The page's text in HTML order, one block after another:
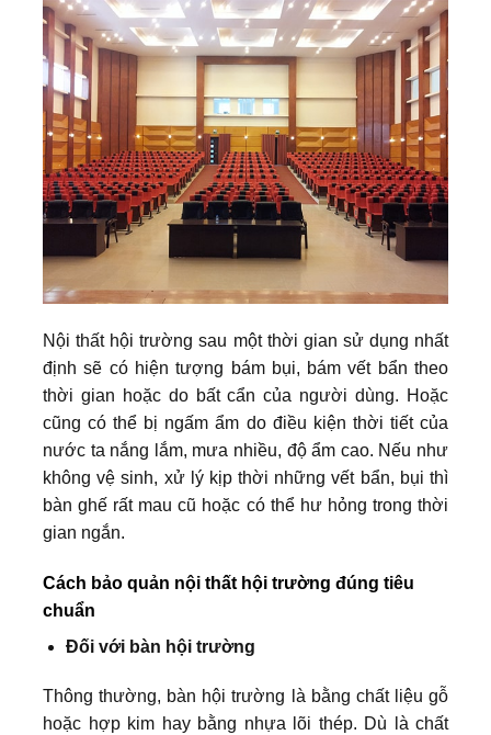
Nội thất hội trường sau một thời gian sử dụng nhất
định sẽ có hiện tượng bám bụi, bám vết bẩn theo
thời gian hoặc do bất cẩn của người dùng. Hoặc
cũng có thể bị ngấm ẩm do điều kiện thời tiết của
nước ta nắng lắm, mưa nhiều, độ ẩm cao. Nếu như
không vệ sinh, xử lý kịp thời những vết bẩn, bụi thì
bàn ghế rất mau cũ hoặc có thể hư hỏng trong thời
gian ngắn.
Cách bảo quản nội thất hội trường đúng tiêu
chuẩn
Đối với bàn hội trường
Thông thường, bàn hội trường là bằng chất liệu gỗ
hoặc hợp kim hay bằng nhựa lõi thép. Dù là chất